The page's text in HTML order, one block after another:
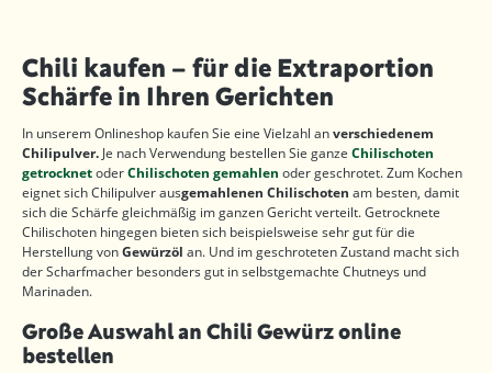
Chili kaufen – für die Extraportion
Schärfe in Ihren Gerichten
In unserem Onlineshop kaufen Sie eine Vielzahl anverschiedenem
Chilipulver. Je nach Verwendung bestellen Sie ganze Chilischoten
getrocknetoderChilischoten gemahlen oder geschrotet. Zum Kochen
eignet sich Chilipulver ausgemahlenen Chilischoten am besten, damit
sich die Schärfe gleichmäßig im ganzen Gericht verteilt. Getrocknete
Chilischoten hingegen bieten sich beispielsweise sehr gut für die
Herstellung vonGewürzöl an. Und im geschroteten Zustand macht sich
der Scharfmacher besonders gut in selbstgemachte Chutneys und
Marinaden.
Große Auswahl an Chili Gewürz online
bestellen